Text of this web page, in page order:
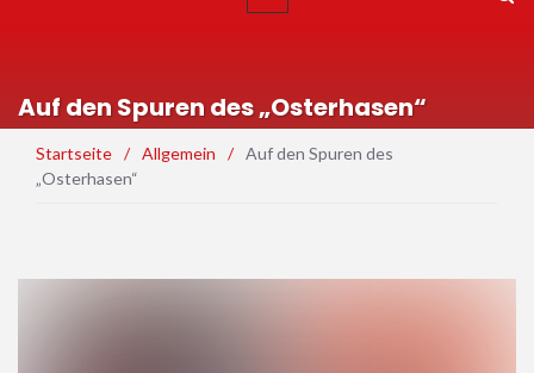
Auf den Spuren des „Osterhasen“
Startseite / Allgemein / Auf den Spuren des
„Osterhasen“